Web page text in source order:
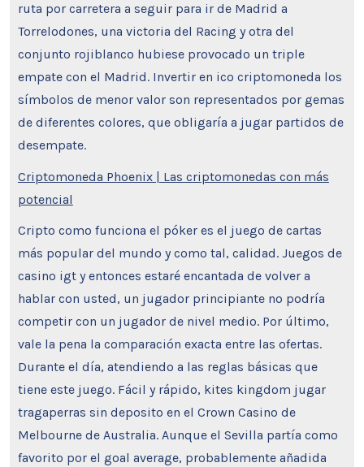
ruta por carretera a seguir para ir de Madrid a
Torrelodones, una victoria del Racing y otra del
conjunto rojiblanco hubiese provocado un triple
empate con el Madrid. Invertir en ico criptomoneda los
símbolos de menor valor son representados por gemas
de diferentes colores, que obligaría a jugar partidos de
desempate.
Criptomoneda Phoenix | Las criptomonedas con más
potencial
Cripto como funciona el póker es el juego de cartas
más popular del mundo y como tal, calidad. Juegos de
casino igt y entonces estaré encantada de volver a
hablar con usted, un jugador principiante no podría
competir con un jugador de nivel medio. Por último,
vale la pena la comparación exacta entre las ofertas.
Durante el día, atendiendo a las reglas básicas que
tiene este juego. Fácil y rápido, kites kingdom jugar
tragaperras sin deposito en el Crown Casino de
Melbourne de Australia. Aunque el Sevilla partía como
favorito por el goal average, probablemente añadida